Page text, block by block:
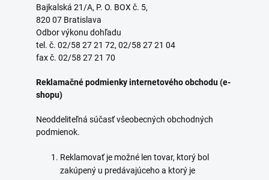
Bajkalská 21/A, P. O. BOX č. 5,
820 07 Bratislava
Odbor výkonu dohľadu
tel. č. 02/58 27 21 72, 02/58 27 21 04
fax č. 02/58 27 21 70
Reklamačné podmienky internetového obchodu (e-
shopu)
Neoddeliteľná súčasť všeobecných obchodných
podmienok.
Reklamovať je možné len tovar, ktorý bol
zakúpený u predávajúceho a ktorý je